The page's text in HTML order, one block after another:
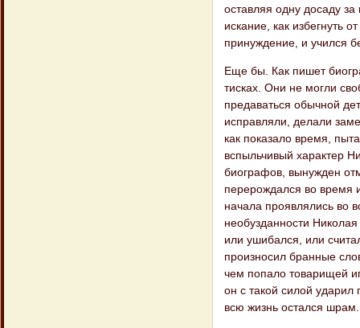
оставляя одну досаду
искание, как избегнуть
принуждение, и учился
Еще бы. Как пишет
тисках. Они не могли
предаваться обычной
исправляли, делали
как показало время,
вспыльчивый характер
биографов, вынужден
перерождался во время
начала проявлялись во
необузданности
или ушибался, или
произносил бранные
чем попало товарищей
он с такой силой ударил
всю жизнь остался шрам.